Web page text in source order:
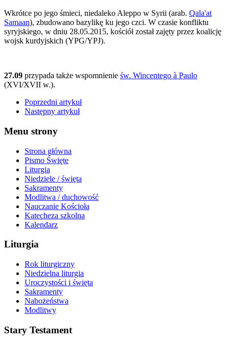
Wkrótce po jego śmieci, niedaleko Aleppo w Syrii (arab. Qala'at
Samaan), zbudowano bazylikę ku jego czci. W czasie konfliktu
syryjskiego, w dniu 28.05.2015, kościół został zajęty przez koalicję
wojsk kurdyjskich (YPG/YPJ).
27.09 przypada także wspomnienie św. Wincentego à Paulo
(XVI/XVII w.).
Poprzedni artykuł
Następny artykuł
Menu strony
Strona główna
Pismo Święte
Liturgia
Niedziele / święta
Sakramenty
Modlitwa / duchowość
Nauczanie Kościoła
Katecheza szkolna
Kalendarz
Liturgia
Rok liturgiczny
Niedzielna liturgia
Uroczystości i święta
Sakramenty
Nabożeństwa
Modlitwy
Stary Testament